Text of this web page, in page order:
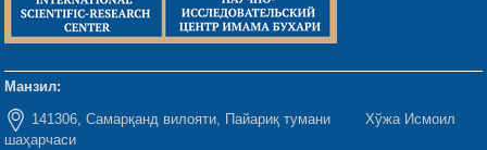
Манзил:
141306, Самарқанд вилояти, Пайариқ тумани Хўжа Исмоил
шаҳарчаси